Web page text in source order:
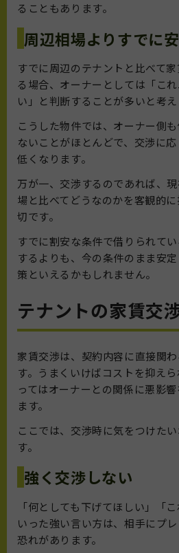
ることもあります。
周辺相場よりすでに
すでに周辺のテナントと比べて
る場合、オーナーとしては「こ
い」と判断することが多いと考え
こうした物件では、オーナー側
ないことがほとんどで、交渉に
低くなります。
万が一、交渉するのであれば、
場と比べてどうなのかを客観的
切です。
すでに割安な条件で借りられて
するよりも、今の条件のまま安
策といえるかもしれません。
テナントの家賃交
家賃交渉は、契約内容に直接関
す。うまくいけばコストを抑え
ってはオーナーとの関係に悪影
ます。
ここでは、交渉時に気をつけた
す。
強く交渉しない
「何としても下げてほしい」「
いった強い言い方は、相手にプ
恐れがあります。